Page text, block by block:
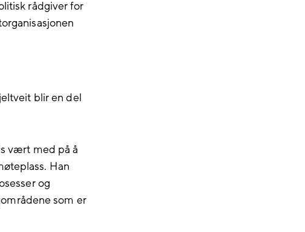
rådgiver for
blir en del
vært med på å
Han
og
som er